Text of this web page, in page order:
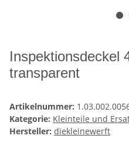
Inspektionsdeckel
transparent
Artikelnummer:
Kategorie: Kleinteile und
Hersteller: diekleinewerft